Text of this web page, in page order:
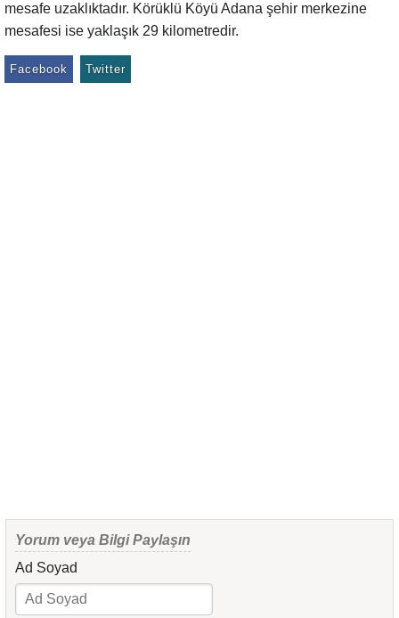
mesafe uzaklıktadır. Körüklü Köyü Adana şehir merkezine
mesafesi ise yaklaşık 29 kilometredir.
Facebook Twitter
Yorum veya Bilgi Paylaşın
Ad Soyad